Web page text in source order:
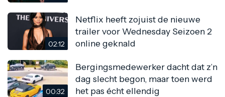
02:12
Netflix heeft zojuist de nieuwe
trailer voor Wednesday Seizoen 2
online geknald
00:32
Bergingsmedewerker dacht dat z’n
dag slecht begon, maar toen werd
het pas écht ellendig